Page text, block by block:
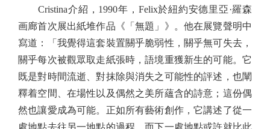
Cristina介紹，1990年，Felix於紐約安德里亞·羅森
画廊首次展出紙堆作品《「無題」》。他在展覽聲明中
寫道：「我覺得這套裝置關乎脆弱性，關乎無可失去，
關乎每次被觀眾取走紙張時，語境重獲新生的可能。它
既是對時間流逝、對抹除與消失之可能性的評述，也闡
釋着空間、在場性以及偶然之美所蘊含的詩意；這份偶
然也讓愛成為可能。正如所有藝術創作，它講述了從一
處地點去往另一地點的過程，而下一處地點或許就比此